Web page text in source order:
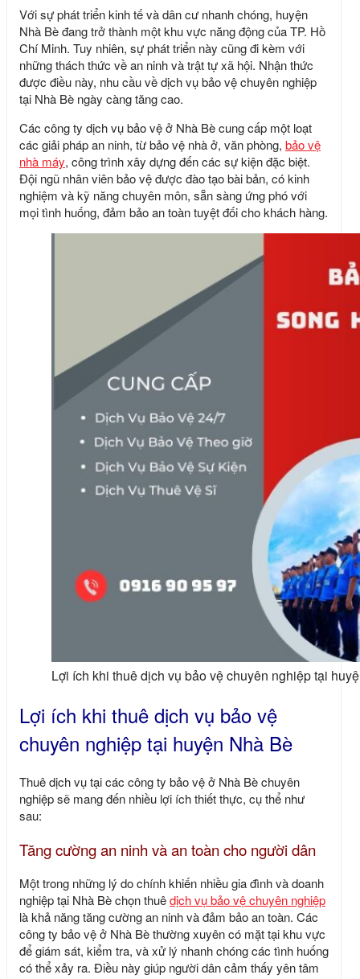
Với sự phát triển kinh tế và dân cư nhanh chóng, huyện
Nhà Bè đang trở thành một khu vực năng động của TP. Hồ
Chí Minh. Tuy nhiên, sự phát triển này cũng đi kèm với
những thách thức về an ninh và trật tự xã hội. Nhận thức
được điều này, nhu cầu về dịch vụ bảo vệ chuyên nghiệp
tại Nhà Bè ngày càng tăng cao.
Các công ty dịch vụ bảo vệ ở Nhà Bè cung cấp một loạt
các giải pháp an ninh, từ bảo vệ nhà ở, văn phòng, bảo vệ
nhà máy, công trình xây dựng đến các sự kiện đặc biệt.
Đội ngũ nhân viên bảo vệ được đào tạo bài bản, có kinh
nghiệm và kỹ năng chuyên môn, sẵn sàng ứng phó với
mọi tình huống, đảm bảo an toàn tuyệt đối cho khách hàng.
Lợi ích khi thuê dịch vụ bảo vệ chuyên nghiệp tại
Lợi ích khi thuê dịch vụ bảo vệ
chuyên nghiệp tại huyện Nhà Bè
Thuê dịch vụ tại các công ty bảo vệ ở Nhà Bè chuyên
nghiệp sẽ mang đến nhiều lợi ích thiết thực, cụ thể như
sau:
Tăng cường an ninh và an toàn cho người dân
Một trong những lý do chính khiến nhiều gia đình và doanh
nghiệp tại Nhà Bè chọn thuêdịch vụ bảo vệ chuyên nghiệp
là khả năng tăng cường an ninh và đảm bảo an toàn. Các
công ty bảo vệ ở Nhà Bè thường xuyên có mặt tại khu vực
để giám sát, kiểm tra, và xử lý nhanh chóng các tình huống
có thể xảy ra. Điều này giúp người dân cảm thấy yên tâm